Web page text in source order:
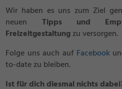
Wir haben es uns zum Ziel
neuen Tipps und
Freizeitgestaltungzu versorgen.
Folge uns auch auf Facebook
to-date zu bleiben.
Ist für dich diesmal nichts